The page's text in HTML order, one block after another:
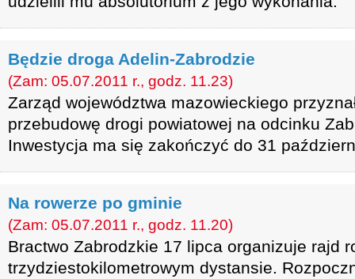
Będzie droga Adelin-Zabrodzie
(Zam: 05.07.2011 r., godz. 11.23)
Zarząd województwa mazowieckiego
przebudowę drogi powiatowej na odcinku
Inwestycja ma się zakończyć do 31
Na rowerze po gminie
(Zam: 05.07.2011 r., godz. 11.20)
Bractwo Zabrodzkie 17 lipca organizuje rajd
trzydziestokilometrowym dystansie.